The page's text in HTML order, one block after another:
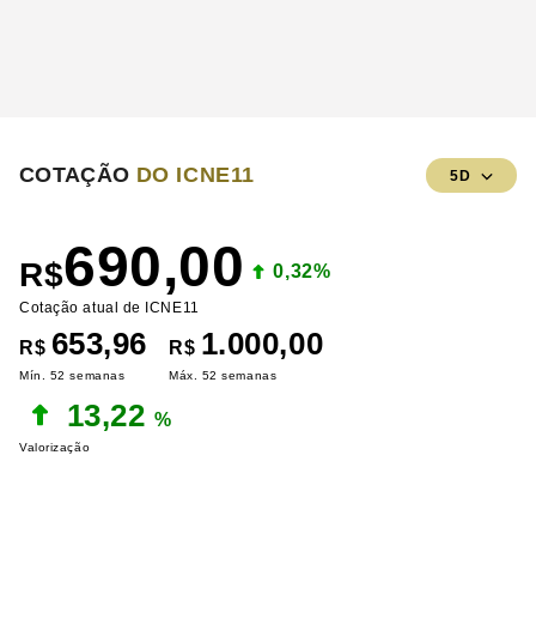
COTAÇÃO DO ICNE11 5D
R$690,00 0,32%
Cotação atual de ICNE11
R$ 653,96
Mín. 52 semanas
R$ 1.000,00
Máx. 52 semanas
13,22 %
Valorização